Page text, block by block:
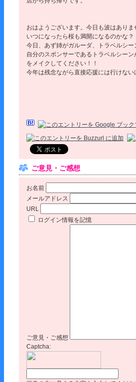
おはようございます。今日も波はありま
いつになったら桜も満開になるのかな？
今日、あず姉がガルーダ、トラベルシー
自分のスポンサーであるトラベルシー
をメイクしてください！！
今年は残念ながら直接応援には行けな
ご意見・ご感想
お名前
メールアドレス
URL
ログイン情報を記憶
ご意見・ご感想
Captcha: